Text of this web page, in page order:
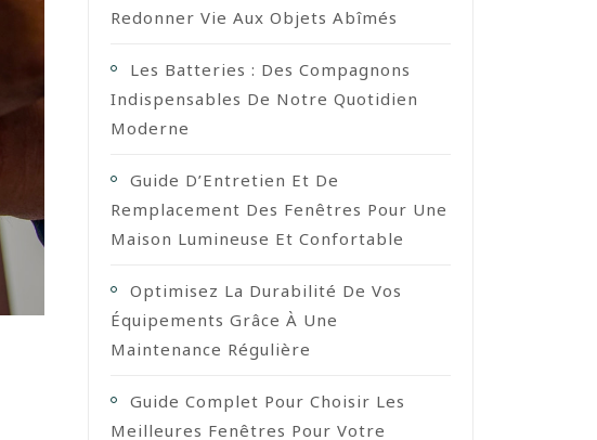
Redonner Vie Aux Objets Abîmés
Les Batteries : Des Compagnons
Indispensables De Notre Quotidien
Moderne
Guide D’Entretien Et De
Remplacement Des Fenêtres Pour Une
Maison Lumineuse Et Confortable
Optimisez La Durabilité De Vos
Équipements Grâce À Une
Maintenance Régulière
Guide Complet Pour Choisir Les
Meilleures Fenêtres Pour Votre